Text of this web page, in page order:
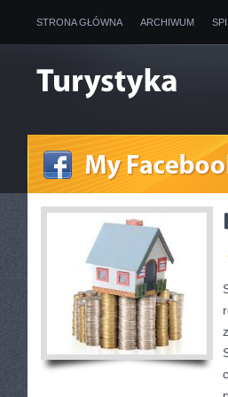
STRONA GŁÓWNA ARCHIWUM